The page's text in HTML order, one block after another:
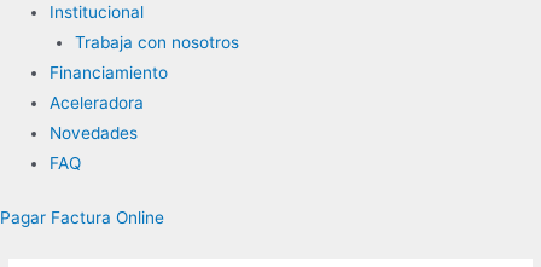
Institucional
Trabaja con nosotros
Financiamiento
Aceleradora
Novedades
FAQ
Pagar Factura Online